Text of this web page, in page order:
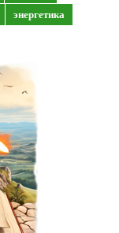
энергетика